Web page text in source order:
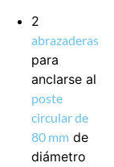
2
abrazaderas
para
anclarse al
poste
circular de
80 mm de
diámetro